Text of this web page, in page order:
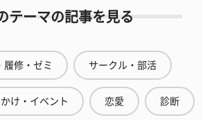
テーマの記事を見る
履修・ゼミ サークル・部活
け・イベント 恋愛 診断